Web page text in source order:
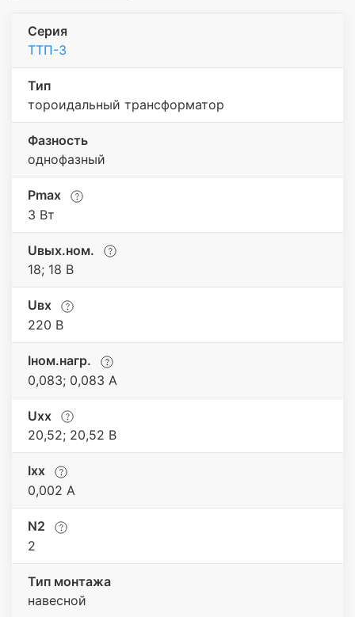
Серия
ТТП-3
Тип
тороидальный трансформатор
Фазность
однофазный
Pmax
3 Вт
Uвых.ном.
18; 18 В
Uвх
220 В
Iном.нагр.
0,083; 0,083 А
Uхх
20,52; 20,52 В
Iхх
0,002 А
N2
2
Тип монтажа
навесной